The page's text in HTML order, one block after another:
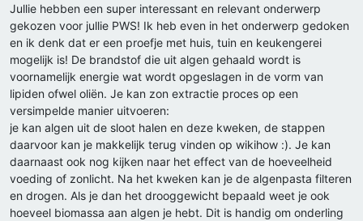
Jullie hebben een super interessant en relevant onderwerp
gekozen voor jullie PWS! Ik heb even in het onderwerp gedoken
en ik denk dat er een proefje met huis, tuin en keukengerei
mogelijk is! De brandstof die uit algen gehaald wordt is
voornamelijk energie wat wordt opgeslagen in de vorm van
lipiden ofwel oliën. Je kan zon extractie proces op een
versimpelde manier uitvoeren:
je kan algen uit de sloot halen en deze kweken, de stappen
daarvoor kan je makkelijk terug vinden op wikihow :). Je kan
daarnaast ook nog kijken naar het effect van de hoeveelheid
voeding of zonlicht. Na het kweken kan je de algenpasta filteren
en drogen. Als je dan het drooggewicht bepaald weet je ook
hoeveel biomassa aan algen je hebt. Dit is handig om onderling